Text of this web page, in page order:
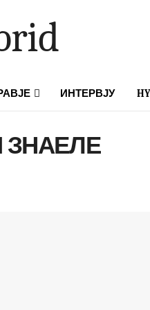
ИНТЕРВЈУ
ЗНАЕЛЕ